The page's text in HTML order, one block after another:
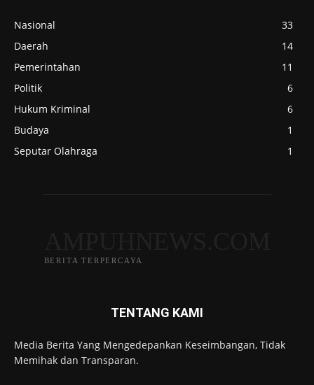
Nasional
33
Daerah
14
Pemerintahan
11
Politik
6
Hukum Kriminal
6
Budaya
1
Seputar Olahraga
1
BERITA TERPERCAYA
TENTANG KAMI
Media Berita Yang Mengedepankan Keseimbangan, Tidak
Memihak dan Transparan.